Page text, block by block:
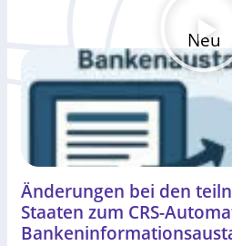
Neu
Änderungen bei den
Staaten zum CRS-